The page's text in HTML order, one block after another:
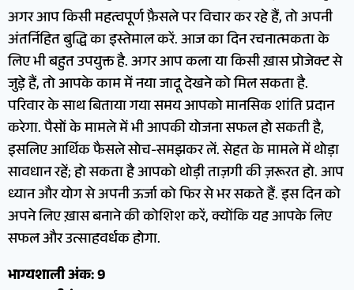
अगर आप किसी महत्वपूर्ण फ़ैसले पर विचार कर रहे हैं, तो अपनी
अंतर्निहित बुद्धि का इस्तेमाल करें. आज का दिन रचनात्मकता के
लिए भी बहुत उपयुक्त है. अगर आप कला या किसी ख़ास प्रोजेक्ट से
जुड़े हैं, तो आपके काम में नया जादू देखने को मिल सकता है.
परिवार के साथ बिताया गया समय आपको मानसिक शांति प्रदान
करेगा. पैसों के मामले में भी आपकी योजना सफल हो सकती है,
इसलिए आर्थिक फैसले सोच-समझकर लें. सेहत के मामले में थोड़ा
सावधान रहें; हो सकता है आपको थोड़ी ताज़गी की ज़रूरत हो. आप
ध्यान और योग से अपनी ऊर्जा को फिर से भर सकते हैं. इस दिन को
अपने लिए ख़ास बनाने की कोशिश करें, क्योंकि यह आपके लिए
सफल और उत्साहवर्धक होगा.
भाग्यशाली अंक: 9